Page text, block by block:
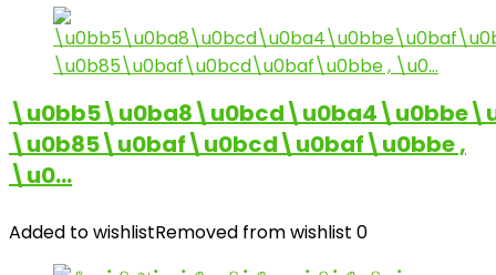
\u0b85\u0baf\u0bcd\u0baf\u0bbe ,
\u0…
Added to wishlistRemoved from wishlist 0